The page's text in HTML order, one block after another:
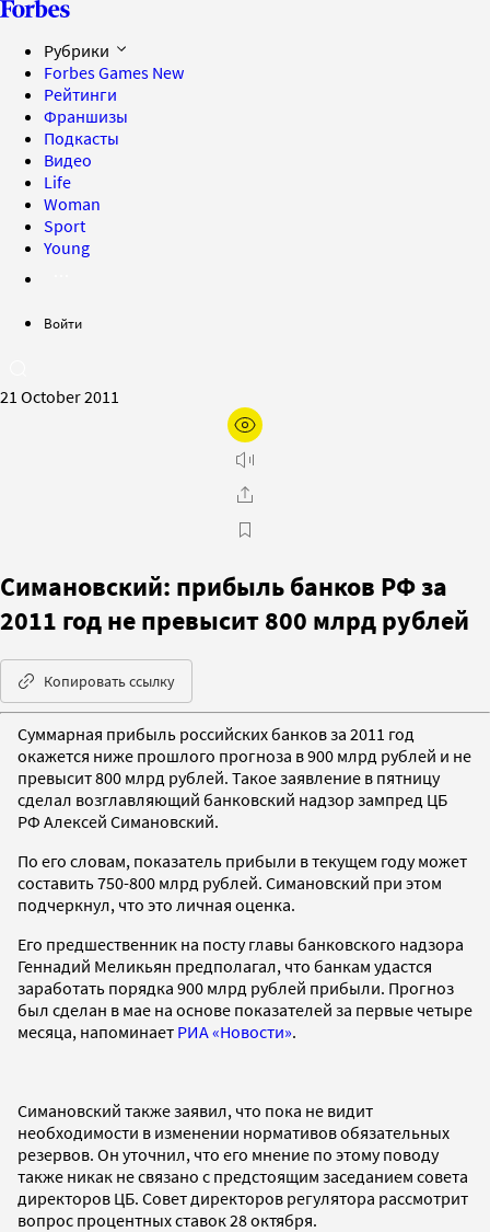
Рубрики
Forbes Games New
Рейтинги
Франшизы
Подкасты
Видео
Life
Woman
Sport
Young
Войти
21 October 2011
Симановский: прибыль банков РФ за
2011 год не превысит 800 млрд рублей
Копировать ссылку
Суммарная прибыль российских банков за 2011 год
окажется ниже прошлого прогноза в 900 млрд рублей и не
превысит 800 млрд рублей. Такое заявление в пятницу
сделал возглавляющий банковский надзор зампред ЦБ
РФ Алексей Симановский.
По его словам, показатель прибыли в текущем году может
составить 750-800 млрд рублей. Симановский при этом
подчеркнул, что это личная оценка.
Его предшественник на посту главы банковского надзора
Геннадий Меликьян предполагал, что банкам удастся
заработать порядка 900 млрд рублей прибыли. Прогноз
был сделан в мае на основе показателей за первые четыре
месяца, напоминает РИА «Новости».
Симановский также заявил, что пока не видит
необходимости в изменении нормативов обязательных
резервов. Он уточнил, что его мнение по этому поводу
также никак не связано с предстоящим заседанием совета
директоров ЦБ. Совет директоров регулятора рассмотрит
вопрос процентных ставок 28 октября.